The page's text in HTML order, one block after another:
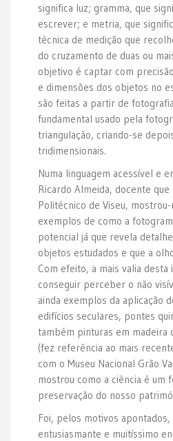
significa luz; gramma, que
escrever; e metria, que
técnica de medição que
do cruzamento de duas ou
objetivo é captar com
e dimensões dos objetos no
são feitas a partir de
fundamental usado pela
triangulação, criando-se
tridimensionais.
Numa linguagem acessível e
Ricardo Almeida, docente
Politécnico de Viseu,
exemplos de como a
potencial já que revela
objetos estudados e que a
Com efeito, a mais valia desta
conseguir perceber o não
ainda exemplos da aplicação
edifícios seculares, pontes
também pinturas em madeira
(fez referência ao mais
com o Museu Nacional Grão
mostrou como a ciência é um
preservação do nosso
Foi, pelos motivos apontados,
entusiasmante e muitíssimo